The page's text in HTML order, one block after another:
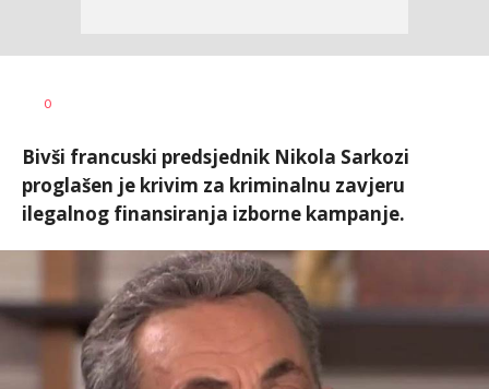
AUTOR
0
Bivši francuski predsjednik Nikola Sarkozi
proglašen je krivim za kriminalnu zavjeru
ilegalnog finansiranja izborne kampanje.